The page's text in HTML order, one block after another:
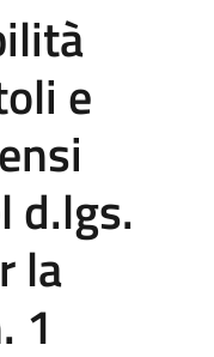
e
d.lgs.
la
1